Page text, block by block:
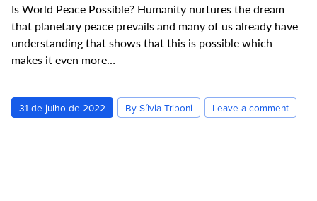
Is World Peace Possible? Humanity nurtures the dream
that planetary peace prevails and many of us already have
understanding that shows that this is possible which
makes it even more…
31 de julho de 2022 By Sílvia Triboni Leave a comment